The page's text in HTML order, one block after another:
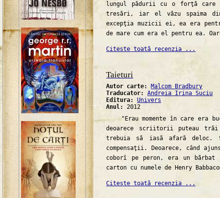
lungul pădurii cu o forţă care
tresări, iar el văzu spaima
excepţia muzicii ei, ea era
de mare cum era el pentru ea.
Citeste toată recenzia ...
Taieturi
Autor carte: Malcom Bradbury
Traducator:Andreia Irina Suciu
Editura:Univers
Anul:2012
"Erau momente în care era
deoarece scriitorii puteau
trebuia să iasă afară deloc.
compensaţii. Deoarece, când
coborî pe peron, era un bărbat
carton cu numele de Henry
Citeste toată recenzia ...